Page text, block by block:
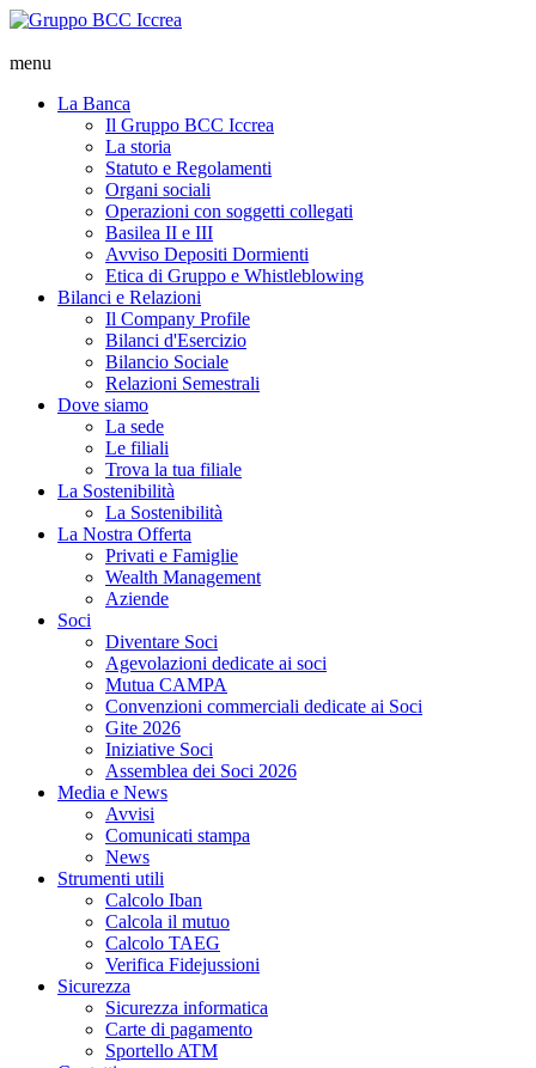
menu
La Banca
Il Gruppo BCC Iccrea
La storia
Statuto e Regolamenti
Organi sociali
Operazioni con soggetti collegati
Basilea II e III
Avviso Depositi Dormienti
Etica di Gruppo e Whistleblowing
Bilanci e Relazioni
Il Company Profile
Bilanci d'Esercizio
Bilancio Sociale
Relazioni Semestrali
Dove siamo
La sede
Le filiali
Trova la tua filiale
La Sostenibilità
La Sostenibilità
La Nostra Offerta
Privati e Famiglie
Wealth Management
Aziende
Soci
Diventare Soci
Agevolazioni dedicate ai soci
Mutua CAMPA
Convenzioni commerciali dedicate ai Soci
Gite 2026
Iniziative Soci
Assemblea dei Soci 2026
Media e News
Avvisi
Comunicati stampa
News
Strumenti utili
Calcolo Iban
Calcola il mutuo
Calcolo TAEG
Verifica Fidejussioni
Sicurezza
Sicurezza informatica
Carte di pagamento
Sportello ATM